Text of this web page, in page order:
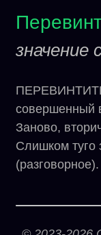
значение
совершенный
Заново,
Слишком туго